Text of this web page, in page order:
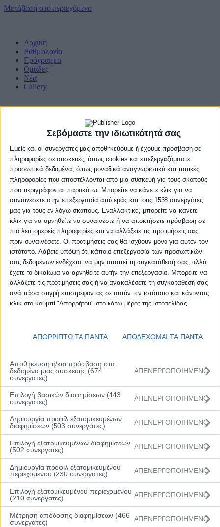
Σεβόμαστε την ιδιωτικότητά σας
Εμείς και οι συνεργάτες μας αποθηκεύουμε ή έχουμε πρόσβαση σε
πληροφορίες σε συσκευές, όπως cookies και επεξεργαζόμαστε
προσωπικά δεδομένα, όπως μοναδικά αναγνωριστικά και τυπικές
πληροφορίες που αποστέλλονται από μια συσκευή για τους σκοπούς
που περιγράφονται παρακάτω. Μπορείτε να κάνετε κλικ για να
συναινέσετε στην επεξεργασία από εμάς και τους 1538 συνεργάτες
μας για τους εν λόγω σκοπούς. Εναλλακτικά, μπορείτε να κάνετε
κλικ για να αρνηθείτε να συναινέστε ή να αποκτήσετε πρόσβαση σε
πιο λεπτομερείς πληροφορίες και να αλλάξετε τις προτιμήσεις σας
πριν συναινέσετε. Οι προτιμήσεις σας θα ισχύουν μόνο για αυτόν τον
ιστότοπο. Λάβετε υπόψη ότι κάποια επεξεργασία των προσωπικών
σας δεδομένων ενδέχεται να μην απαιτεί τη συγκατάθεσή σας, αλλά
έχετε το δικαίωμα να αρνηθείτε αυτήν την επεξεργασία. Μπορείτε να
αλλάξετε τις προτιμήσεις σας ή να ανακαλέσετε τη συγκατάθεσή σας
ανά πάσα στιγμή επιστρέφοντας σε αυτόν τον ιστότοπο και κάνοντας
κλικ στο κουμπί "Απορρήτου" στο κάτω μέρος της ιστοσελίδας.
ΑΠΟΡΡΙΠΤΩ ΤΑ ΠΑΝΤΑ ΑΠΟΔΕΧΟΜΑΙ ΤΑ ΠΑΝΤΑ
Αποθήκευση ή/και πρόσβαση στα
δεδομένα μιας συσκευής (674
συνεργατες)
ΑΠΕΝΕΡΓΟΠΟΙΗΜΕΝΟ
Επιλογή βασικών διαφημίσεων (443
συνεργατες)
ΑΠΕΝΕΡΓΟΠΟΙΗΜΕΝΟ
Δημιουργία προφίλ εξατομικευμένων
διαφημίσεων (503 συνεργατες)
ΑΠΕΝΕΡΓΟΠΟΙΗΜΕΝΟ
Επιλογή εξατομικευμένων διαφημίσεων
(502 συνεργατες)
ΑΠΕΝΕΡΓΟΠΟΙΗΜΕΝΟ
Δημιουργία προφίλ εξατομικευμένου
περιεχομένου (230 συνεργατες)
ΑΠΕΝΕΡΓΟΠΟΙΗΜΕΝΟ
Επιλογή εξατομικευμένου περιεχομένου
(210 συνεργατες)
ΑΠΕΝΕΡΓΟΠΟΙΗΜΕΝΟ
Μέτρηση απόδοσης διαφημίσεων (466
συνεργατες)
ΑΠΕΝΕΡΓΟΠΟΙΗΜΕΝΟ
Μετάβαση στο περιεχόμενο
Αρχική
Βαθμολογία
Πρόγραμμα
Ομάδες
Νέα
Gallery